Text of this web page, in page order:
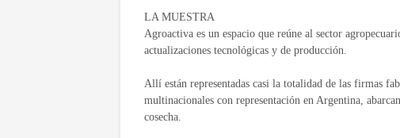
LA MUESTRA
Agroactiva es un espacio que reúne al sector
actualizaciones tecnológicas y de producción.
Allí están representadas casi la totalidad de las firmas
multinacionales con representación en Argentina,
cosecha.